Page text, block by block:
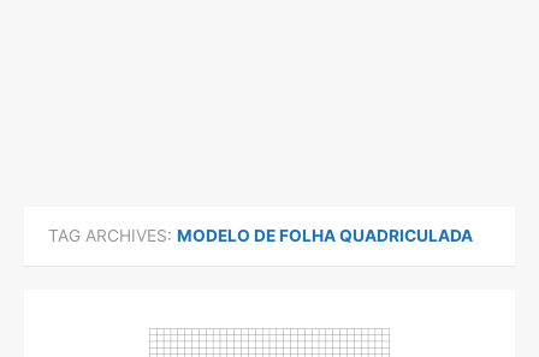
TAG ARCHIVES: MODELO DE FOLHA QUADRICULADA